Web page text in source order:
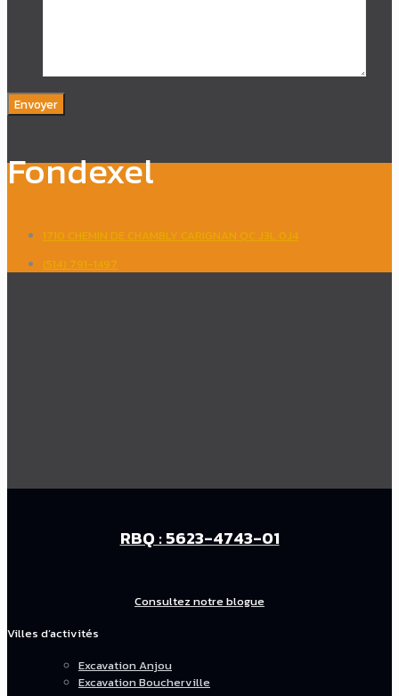
Fondexel
1710 CHEMIN DE CHAMBLY CARIGNAN QC J3L 0J4
(514) 791-1497
RBQ : 5623-4743-01
Consultez notre blogue
Villes d’activités
Excavation Anjou
Excavation Boucherville